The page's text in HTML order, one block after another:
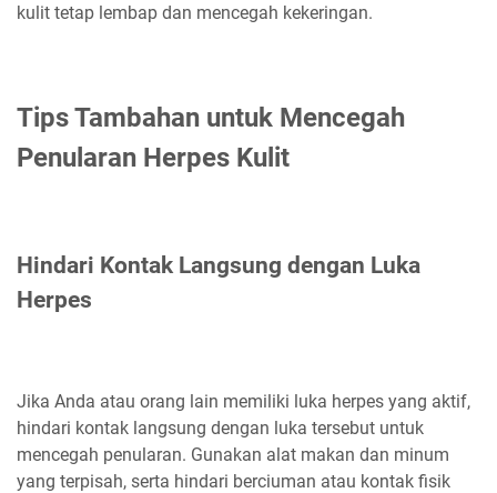
kulit tetap lembap dan mencegah kekeringan.
Tips Tambahan untuk Mencegah
Penularan Herpes Kulit
Hindari Kontak Langsung dengan Luka
Herpes
Jika Anda atau orang lain memiliki luka herpes yang aktif,
hindari kontak langsung dengan luka tersebut untuk
mencegah penularan. Gunakan alat makan dan minum
yang terpisah, serta hindari berciuman atau kontak fisik